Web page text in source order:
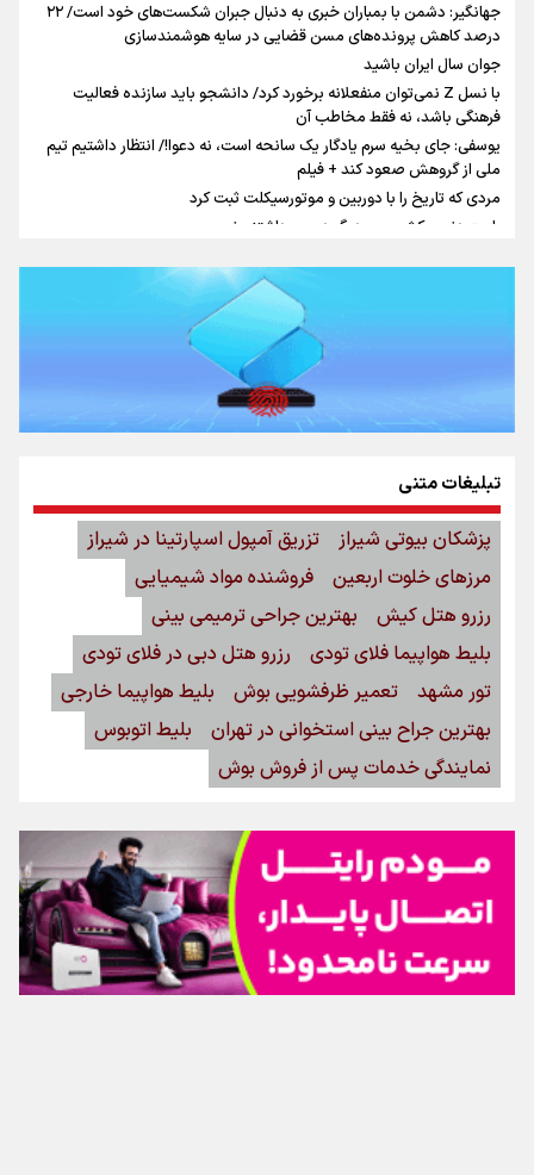
اینفو برنا / جدول کامل فاصله مرز شلمچه تا شهرهای زیارتی
عراق
اینفو برنا/ میزان مالیات بر ارزش افزوده چقدر است؟
اینفوبرنا/ سقف معافیت مالیاتی حقوق کارکنان دولت و
بازنشستگان در بودجه ۱۴۰۵ چقدر است؟
جهانگیر: دشمن با بمباران خبری به دنبال جبران شکست‌های خود است/ ۲۲
درصد کاهش پرونده‌های مسن قضایی در سایه هوشمندسازی
جوان سال ایران باشید
با نسل Z نمی‌توان منفعلانه برخورد کرد/ دانشجو باید سازنده فعالیت
فرهنگی باشد، نه فقط مخاطب آن
یوسفی: جای بخیه سرم یادگار یک سانحه است، نه دعوا!/ انتظار داشتیم تیم
ملی از گروهش صعود کند + فیلم
مردی که تاریخ را با دوربین و موتورسیکلت ثبت کرد
رابرت دنیرو: کشور من دیگر دوست‌داشتنی نیست
حضور تیم‌های بزرگ مثل استقلال در لیگ هستیم
تورم ۵۸ درصدی معدن / وقتی هزینه استخراج از توان قیمت‌گذاری سبقت
تبلیغات متنی
پزشکان بیوتی شیراز
تزریق آمپول اسپارتینا در شیراز
مرزهای خلوت اربعین
فروشنده مواد شیمیایی
رزرو هتل کیش
بهترین جراحی ترمیمی بینی
بلیط هواپیما فلای تودی
رزرو هتل دبی در فلای تودی
تور مشهد
تعمیر ظرفشویی بوش
بلیط هواپیما خارجی
بهترین جراح بینی استخوانی در تهران
بلیط اتوبوس
نمایندگی خدمات پس از فروش بوش